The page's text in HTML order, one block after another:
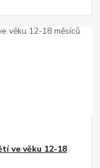
ve věku 12-18